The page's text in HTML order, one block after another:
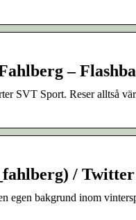
–
SVT Sport. Reser alltså
/ Twitter
egen bakgrund inom